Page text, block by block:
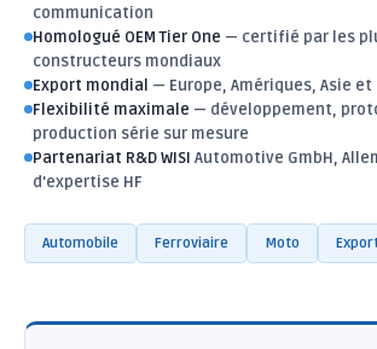
communication
Homologué OEM Tier One — certifié par les
constructeurs mondiaux
Export mondial — Europe, Amériques, Asie
Flexibilité maximale — développement,
production série sur mesure
Partenariat R&D WISI Automotive GmbH,
d'expertise HF
Automobile Ferroviaire Moto